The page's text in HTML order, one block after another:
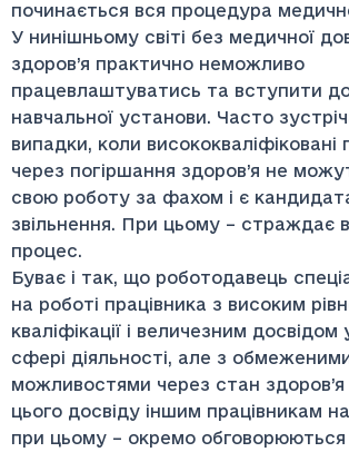
починається вся процедура
У нинішньому світі без медичної
здоров’я практично неможливо
працевлаштуватись та вступити
навчальної установи. Часто
випадки, коли висококваліфіковані
через погіршання здоров’я не
свою роботу за фахом і є
звільнення. При цьому – страждає
процес.
Буває і так, що роботодавець
на роботі працівника з високим
кваліфікації і величезним досвідом
сфері діяльності, але з
можливостями через стан здоров’я
цього досвіду іншим працівникам
при цьому – окремо обговорюються